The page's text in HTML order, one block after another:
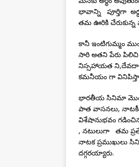
భావాన్ని పూర్తిగా
తమ ఊరికి
కానీ ఇంటిగుమ్మం
సారి అతని పేరు పిలిచి
నిస్సహాయత
కమనీయం గా
భారతీయ సినిమా
పాత వాసనలు,
విశేషానుభవం
, నటులుగా తమ
నాటక ప్రముఖులు
దగ్గరయ్యారు.